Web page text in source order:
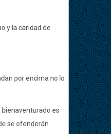
y la caridad de
por encima no lo
bienaventurado es
se ofenderán